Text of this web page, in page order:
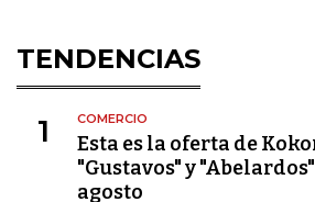
TENDENCIAS
1 COMERCIO
Esta es la oferta de
"Gustavos" y
agosto